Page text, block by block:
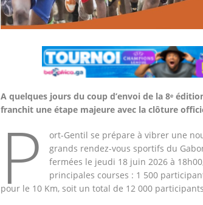
A quelques jours du coup d’envoi de la 8ᵉ
franchit une étape majeure avec la clôture
P
ort-Gentil se prépare à vibrer une
grands rendez-vous sportifs du
fermées le jeudi 18 juin 2026 à
principales courses : 1 500
pour le 10 Km, soit un total de 12 000